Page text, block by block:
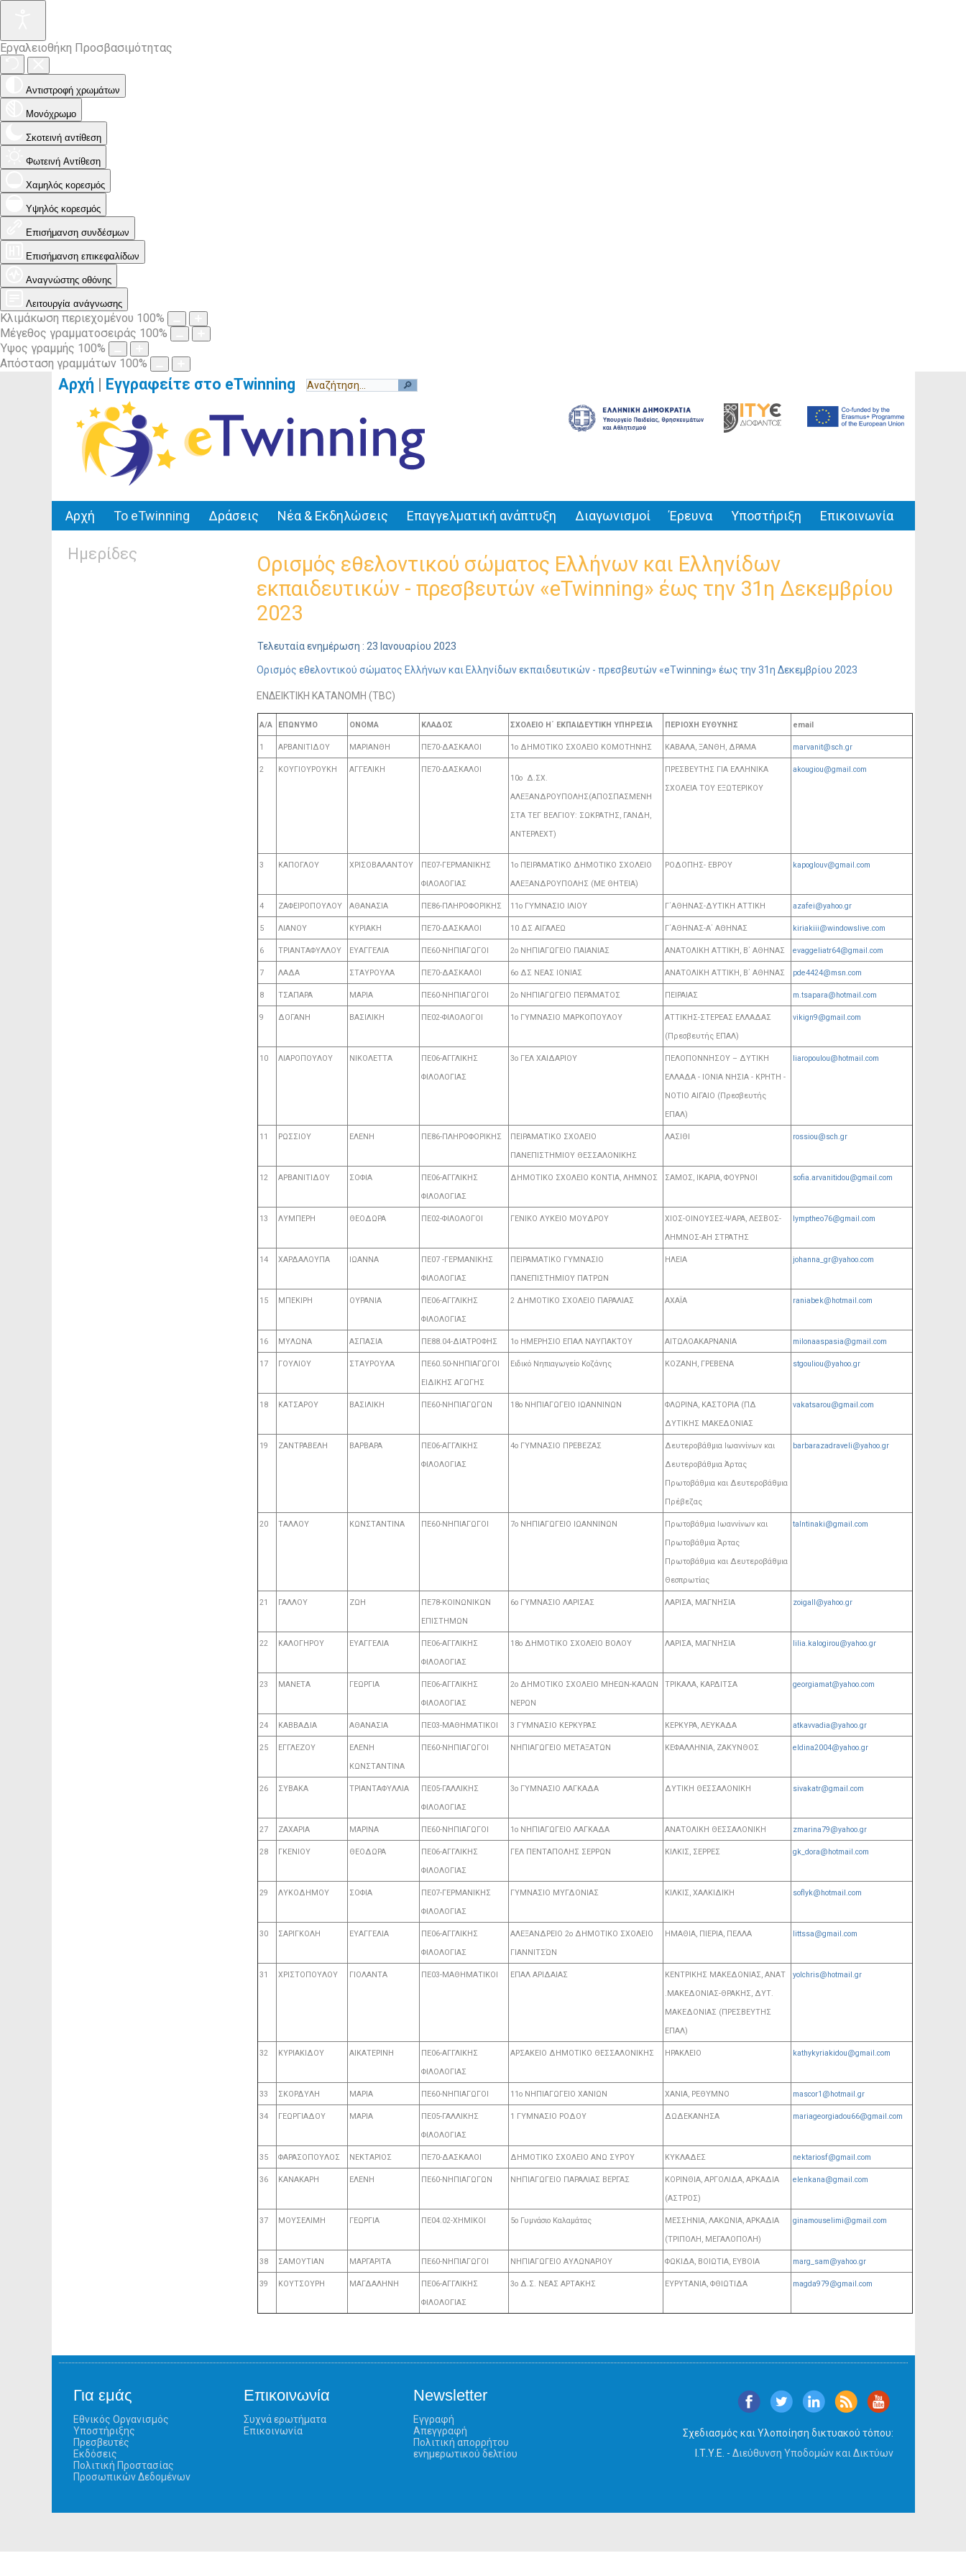
Εργαλειοθήκη Προσβασιμότητας
Αντιστροφή χρωμάτων
Μονόχρωμο
Σκοτεινή αντίθεση
Φωτεινή Αντίθεση
Χαμηλός κορεσμός
Υψηλός κορεσμός
Επισήμανση συνδέσμων
Επισήμανση επικεφαλίδων
Αναγνώστης οθόνης
Λειτουργία ανάγνωσης
Κλιμάκωση περιεχομένου 100%
Μέγεθος γραμματοσειράς 100%
Ύψος γραμμής 100%
Απόσταση γραμμάτων 100%
Αρχή | Εγγραφείτε στο eTwinning
Αρχή Το eTwinning Δράσεις Νέα & Εκδηλώσεις Επαγγελματική ανάπτυξη Διαγωνισμοί Έρευνα Υποστήριξη Επικοινωνία
Ημερίδες
Ορισμός εθελοντικού σώματος Ελλήνων και Ελληνίδων
εκπαιδευτικών - πρεσβευτών «eTwinning» έως την 31η Δεκεμβρίου
2023
Τελευταία ενημέρωση : 23 Ιανουαρίου 2023
Ορισμός εθελοντικού σώματος Ελλήνων και Ελληνίδων εκπαιδευτικών - πρεσβευτών «eTwinning» έως την 31η Δεκεμβρίου 2023
ΕΝΔΕΙΚΤΙΚΗ ΚΑΤΑΝΟΜΗ (TBC)
Α/Α ΕΠΩΝΥΜΟ ΟΝΟΜΑ ΚΛΑΔΟΣ ΣΧΟΛΕΙΟ Η΄ ΕΚΠΑΙΔΕΥΤΙΚΗ ΥΠΗΡΕΣΙΑ ΠΕΡΙΟΧΗ ΕΥΘΥΝΗΣ email
1 ΑΡΒΑΝΙΤΙΔΟΥ ΜΑΡΙΑΝΘΗ ΠΕ70-ΔΑΣΚΑΛΟΙ 1ο ΔΗΜΟΤΙΚΟ ΣΧΟΛΕΙΟ ΚΟΜΟΤΗΝΗΣ ΚΑΒΑΛΑ, ΞΑΝΘΗ, ΔΡΑΜΑ marvanit@sch.gr
2 ΚΟΥΓΙΟΥΡΟΥΚΗ ΑΓΓΕΛΙΚΗ
ΠΕ70-ΔΑΣΚΑΛΟΙ
10ο Δ.ΣΧ.
ΑΛΕΞΑΝΔΡΟΥΠΟΛΗΣ(ΑΠΟΣΠΑΣΜΕΝΗ
ΣΤΑ ΤΕΓ ΒΕΛΓΙΟΥ: ΣΩΚΡΑΤΗΣ, ΓΑΝΔΗ,
ΑΝΤΕΡΛΕΧΤ)
ΠΡΕΣΒΕΥΤΗΣ ΓΙΑ ΕΛΛΗΝΙΚΑ
ΣΧΟΛΕΙΑ ΤΟΥ ΕΞΩΤΕΡΙΚΟΥ
akougiou@gmail.com
3 ΚΑΠΟΓΛΟΥ ΧΡΙΣΟΒΑΛΑΝΤΟΥ
ΠΕ07-ΓΕΡΜΑΝΙΚΗΣ
ΦΙΛΟΛΟΓΙΑΣ
1ο ΠΕΙΡΑΜΑΤΙΚΟ ΔΗΜΟΤΙΚΟ ΣΧΟΛΕΙΟ
ΑΛΕΞΑΝΔΡΟΥΠΟΛΗΣ (ΜΕ ΘΗΤΕΙΑ)
ΡΟΔΟΠΗΣ- ΕΒΡΟΥ kapoglouv@gmail.com
4 ΖΑΦΕΙΡΟΠΟΥΛΟΥ ΑΘΑΝΑΣΙΑ ΠΕ86-ΠΛΗΡΟΦΟΡΙΚΗΣ 11ο ΓΥΜΝΑΣΙΟ ΙΛΙΟΥ Γ΄ΑΘΗΝΑΣ-ΔΥΤΙΚΗ ΑΤΤΙΚΗ azafei@yahoo.gr
5 ΛΙΑΝΟΥ ΚΥΡΙΑΚΗ ΠΕ70-ΔΑΣΚΑΛΟΙ 10 ΔΣ ΑΙΓΑΛΕΩ Γ΄ΑΘΗΝΑΣ-Α΄ ΑΘΗΝΑΣ kiriakiii@windowslive.com
6 ΤΡΙΑΝΤΑΦΥΛΛΟΥ ΕΥΑΓΓΕΛΙΑ ΠΕ60-ΝΗΠΙΑΓΩΓΟΙ 2ο ΝΗΠΙΑΓΩΓΕΙΟ ΠΑΙΑΝΙΑΣ ΑΝΑΤΟΛΙΚΗ ΑΤΤΙΚΗ, Β΄ ΑΘΗΝΑΣ evaggeliatr64@gmail.com
7 ΛΑΔΑ ΣΤΑΥΡΟΥΛΑ ΠΕ70-ΔΑΣΚΑΛΟΙ 6ο ΔΣ ΝΕΑΣ ΙΟΝΙΑΣ ΑΝΑΤΟΛΙΚΗ ΑΤΤΙΚΗ, Β΄ ΑΘΗΝΑΣ pde4424@msn.com
8 ΤΣΑΠΑΡΑ ΜΑΡΙΑ ΠΕ60-ΝΗΠΙΑΓΩΓΟΙ 2ο ΝΗΠΙΑΓΩΓΕΙΟ ΠΕΡΑΜΑΤΟΣ ΠΕΙΡΑΙΑΣ m.tsapara@hotmail.com
9 ΔΟΓΑΝΗ ΒΑΣΙΛΙΚΗ ΠΕ02-ΦΙΛΟΛΟΓΟΙ 1ο ΓΥΜΝΑΣΙΟ ΜΑΡΚΟΠΟΥΛΟΥ
ΑΤΤΙΚΗΣ-ΣΤΕΡΕΑΣ ΕΛΛΑΔΑΣ
(Πρεσβευτής ΕΠΑΛ)
vikign9@gmail.com
10 ΛΙΑΡΟΠΟΥΛΟΥ ΝΙΚΟΛΕΤΤΑ
ΠΕ06-ΑΓΓΛΙΚΗΣ
ΦΙΛΟΛΟΓΙΑΣ
3o ΓΕΛ ΧΑΙΔΑΡΙΟΥ
ΠΕΛΟΠΟΝΝΗΣΟΥ – ΔΥΤΙΚΗ
ΕΛΛΑΔΑ - ΙΟΝΙΑ ΝΗΣΙΑ - ΚΡΗΤΗ -
ΝΟΤΙΟ ΑΙΓΑΙΟ (Πρεσβευτής
ΕΠΑΛ)
liaropoulou@hotmail.com
11 ΡΩΣΣΙΟΥ ΕΛΕΝΗ ΠΕ86-ΠΛΗΡΟΦΟΡΙΚΗΣ
ΠΕΙΡΑΜΑΤΙΚΟ ΣΧΟΛΕΙΟ
ΠΑΝΕΠΙΣΤΗΜΙΟΥ ΘΕΣΣΑΛΟΝΙΚΗΣ
ΛΑΣΙΘΙ rossiou@sch.gr
12 ΑΡΒΑΝΙΤΙΔΟΥ ΣΟΦΙΑ
ΠΕ06-ΑΓΓΛΙΚΗΣ
ΦΙΛΟΛΟΓΙΑΣ
ΔΗΜΟΤΙΚΟ ΣΧΟΛΕΙΟ ΚΟΝΤΙΑ, ΛΗΜΝΟΣ ΣΑΜΟΣ, ΙΚΑΡΙΑ, ΦΟΥΡΝΟΙ sofia.arvanitidou@gmail.com
13 ΛΥΜΠΕΡΗ ΘΕΟΔΩΡΑ ΠΕ02-ΦΙΛΟΛΟΓΟΙ ΓΕΝΙΚΟ ΛΥΚΕΙΟ ΜΟΥΔΡΟΥ
ΧΙΟΣ-ΟΙΝΟΥΣΕΣ-ΨΑΡΑ, ΛΕΣΒΟΣ-
ΛΗΜΝΟΣ-ΑΗ ΣΤΡΑΤΗΣ
lymptheo76@gmail.com
14 ΧΑΡΔΑΛΟΥΠΑ ΙΩΑΝΝΑ
ΠΕ07 -ΓΕΡΜΑΝΙΚΗΣ
ΦΙΛΟΛΟΓΙΑΣ
ΠΕΙΡΑΜΑΤΙΚΟ ΓΥΜΝΑΣΙΟ
ΠΑΝΕΠΙΣΤΗΜΙΟΥ ΠΑΤΡΩΝ
ΗΛΕΙΑ johanna_gr@yahoo.com
15 ΜΠΕΚΙΡΗ ΟΥΡΑΝΙΑ
ΠΕ06-ΑΓΓΛΙΚΗΣ
ΦΙΛΟΛΟΓΙΑΣ
2 ΔΗΜΟΤΙΚΟ ΣΧΟΛΕΙΟ ΠΑΡΑΛΙΑΣ ΑΧΑΪΑ raniabek@hotmail.com
16 ΜΥΛΩΝΑ ΑΣΠΑΣΙΑ ΠΕ88.04-ΔΙΑΤΡΟΦΗΣ 1ο ΗΜΕΡΗΣΙΟ ΕΠΑΛ ΝΑΥΠΑΚΤΟΥ ΑΙΤΩΛΟΑΚΑΡΝΑΝΙΑ milonaaspasia@gmail.com
17 ΓΟΥΛΙΟΥ ΣΤΑΥΡΟΥΛΑ
ΠΕ60.50-ΝΗΠΙΑΓΩΓΟΙ
ΕΙΔΙΚΗΣ ΑΓΩΓΗΣ
Ειδικό Νηπιαγωγείο Κοζάνης ΚΟΖΑΝΗ, ΓΡΕΒΕΝΑ stgouliou@yahoo.gr
18 ΚΑΤΣΑΡΟΥ ΒΑΣΙΛΙΚΗ ΠΕ60-ΝΗΠΙΑΓΩΓΩΝ 18ο ΝΗΠΙΑΓΩΓΕΙΟ ΙΩΑΝΝΙΝΩΝ
ΦΛΩΡΙΝΑ, ΚΑΣΤΟΡΙΑ (ΠΔ
ΔΥΤΙΚΗΣ ΜΑΚΕΔΟΝΙΑΣ
vakatsarou@gmail.com
19 ΖΑΝΤΡΑΒΕΛΗ ΒΑΡΒΑΡΑ
ΠΕ06-ΑΓΓΛΙΚΗΣ
ΦΙΛΟΛΟΓΙΑΣ
4ο ΓΥΜΝΑΣΙΟ ΠΡΕΒΕΖΑΣ
Δευτεροβάθμια Ιωαννίνων και
Δευτεροβάθμια Άρτας
Πρωτοβάθμια και Δευτεροβάθμια
Πρέβεζας
barbarazadraveli@yahoo.gr
20 ΤΑΛΛΟΥ ΚΩΝΣΤΑΝΤΙΝΑ ΠΕ60-ΝΗΠΙΑΓΩΓΟΙ 7ο ΝΗΠΙΑΓΩΓΕΙΟ ΙΩΑΝΝΙΝΩΝ
Πρωτοβάθμια Ιωαννίνων και
Πρωτοβάθμια Άρτας
Πρωτοβάθμια και Δευτεροβάθμια
Θεσπρωτίας
talntinaki@gmail.com
21 ΓΑΛΛΟΥ ΖΩΗ
ΠΕ78-ΚΟΙΝΩΝΙΚΩΝ
ΕΠΙΣΤΗΜΩΝ
6ο ΓΥΜΝΑΣΙΟ ΛΑΡΙΣΑΣ ΛΑΡΙΣΑ, ΜΑΓΝΗΣΙΑ zoigall@yahoo.gr
22 ΚΑΛΟΓΗΡΟΥ ΕΥΑΓΓΕΛΙΑ
ΠΕ06-ΑΓΓΛΙΚΗΣ
ΦΙΛΟΛΟΓΙΑΣ
18ο ΔΗΜΟΤΙΚΟ ΣΧΟΛΕΙΟ ΒΟΛΟΥ ΛΑΡΙΣΑ, ΜΑΓΝΗΣΙΑ lilia.kalogirou@yahoo.gr
23 ΜΑΝΕΤΑ ΓΕΩΡΓΙΑ
ΠΕ06-ΑΓΓΛΙΚΗΣ
ΦΙΛΟΛΟΓΙΑΣ
2ο ΔΗΜΟΤΙΚΟ ΣΧΟΛΕΙΟ ΜΗΕΩΝ-ΚΑΛΩΝ
ΝΕΡΩΝ
ΤΡΙΚΑΛΑ, ΚΑΡΔΙΤΣΑ georgiamat@yahoo.com
24 ΚΑΒΒΑΔΙΑ ΑΘΑΝΑΣΙΑ ΠΕ03-ΜΑΘΗΜΑΤΙΚΟΙ 3 ΓΥΜΝΑΣΙΟ ΚΕΡΚΥΡΑΣ ΚΕΡΚΥΡΑ, ΛΕΥΚΑΔΑ atkavvadia@yahoo.gr
25 ΕΓΓΛΕΖΟΥ
ΕΛΕΝΗ
ΚΩΝΣΤΑΝΤΙΝΑ
ΠΕ60-ΝΗΠΙΑΓΩΓΟΙ ΝΗΠΙΑΓΩΓΕΙΟ ΜΕΤΑΞΑΤΩΝ ΚΕΦΑΛΛΗΝΙΑ, ΖΑΚΥΝΘΟΣ eldina2004@yahoo.gr
26 ΣΥΒΑΚΑ ΤΡΙΑΝΤΑΦΥΛΛΙΑ
ΠΕ05-ΓΑΛΛΙΚΗΣ
ΦΙΛΟΛΟΓΙΑΣ
3ο ΓΥΜΝΑΣΙΟ ΛΑΓΚΑΔΑ ΔΥΤΙΚΗ ΘΕΣΣΑΛΟΝΙΚΗ sivakatr@gmail.com
27 ΖΑΧΑΡΙΑ ΜΑΡΙΝΑ ΠΕ60-ΝΗΠΙΑΓΩΓΟΙ 1ο ΝΗΠΙΑΓΩΓΕΙΟ ΛΑΓΚΑΔΑ ΑΝΑΤΟΛΙΚΗ ΘΕΣΣΑΛΟΝΙΚΗ zmarina79@yahoo.gr
28 ΓΚΕΝΙΟΥ ΘΕΟΔΩΡΑ
ΠΕ06-ΑΓΓΛΙΚΗΣ
ΦΙΛΟΛΟΓΙΑΣ
ΓΕΛ ΠΕΝΤΑΠΟΛΗΣ ΣΕΡΡΩΝ ΚΙΛΚΙΣ, ΣΕΡΡΕΣ gk_dora@hotmail.com
29 ΛΥΚΟΔΗΜΟΥ ΣΟΦΙΑ
ΠΕ07-ΓΕΡΜΑΝΙΚΗΣ
ΦΙΛΟΛΟΓΙΑΣ
ΓΥΜΝΑΣΙΟ ΜΥΓΔΟΝΙΑΣ ΚΙΛΚΙΣ, ΧΑΛΚΙΔΙΚΗ soflyk@hotmail.com
30 ΣΑΡΙΓΚΟΛΗ ΕΥΑΓΓΕΛΙΑ
ΠΕ06-ΑΓΓΛΙΚΗΣ
ΦΙΛΟΛΟΓΙΑΣ
ΑΛΕΞΑΝΔΡΕΙΟ 2ο ΔΗΜΟΤΙΚΟ ΣΧΟΛΕΙΟ
ΓΙΑΝΝΙΤΣΏΝ
ΗΜΑΘΙΑ, ΠΙΕΡΙΑ, ΠΕΛΛΑ littssa@gmail.com
31 ΧΡΙΣΤΟΠΟΥΛΟΥ ΓΙΟΛΑΝΤΑ ΠΕ03-ΜΑΘΗΜΑΤΙΚΟΙ ΕΠΑΛ ΑΡΙΔΑΙΑΣ
ΚΕΝΤΡΙΚΗΣ ΜΑΚΕΔΟΝΙΑΣ, ΑΝΑΤ
.ΜΑΚΕΔΟΝΙΑΣ-ΘΡΑΚΗΣ, ΔΥΤ.
ΜΑΚΕΔΟΝΙΑΣ (ΠΡΕΣΒΕΥΤΗΣ
ΕΠΑΛ)
yolchris@hotmail.gr
32 ΚΥΡΙΑΚΙΔΟΥ ΑΙΚΑΤΕΡΙΝΗ
ΠΕ06-ΑΓΓΛΙΚΗΣ
ΦΙΛΟΛΟΓΙΑΣ
ΑΡΣΑΚΕΙΟ ΔΗΜΟΤΙΚΟ ΘΕΣΣΑΛΟΝΙΚΗΣ ΗΡΑΚΛΕΙΟ kathykyriakidou@gmail.com
33 ΣΚΟΡΔΥΛΗ ΜΑΡΙΑ ΠΕ60-ΝΗΠΙΑΓΩΓΟΙ 11ο ΝΗΠΙΑΓΩΓΕΙΟ ΧΑΝΙΩΝ ΧΑΝΙΑ, ΡΕΘΥΜΝΟ mascor1@hotmail.gr
34 ΓΕΩΡΓΙΑΔΟΥ MAΡΙΑ
ΠΕ05-ΓΑΛΛΙΚΗΣ
ΦΙΛΟΛΟΓΙΑΣ
1 ΓΥΜΝΑΣΙΟ ΡΟΔΟΥ ΔΩΔΕΚΑΝΗΣΑ mariageorgiadou66@gmail.com
35 ΦΑΡΑΣΟΠΟΥΛΟΣ ΝΕΚΤΑΡΙΟΣ ΠΕ70-ΔΑΣΚΑΛΟΙ ΔΗΜΟΤΙΚΟ ΣΧΟΛΕΙΟ ΑΝΩ ΣΥΡΟΥ ΚΥΚΛΑΔΕΣ nektariosf@gmail.com
36 ΚΑΝΑΚΑΡΗ ΕΛΕΝΗ ΠΕ60-ΝΗΠΙΑΓΩΓΩΝ ΝΗΠΙΑΓΩΓΕΙΟ ΠΑΡΑΛΙΑΣ ΒΕΡΓΑΣ
ΚΟΡΙΝΘΙΑ, ΑΡΓΟΛΙΔΑ, ΑΡΚΑΔΙΑ
(ΑΣΤΡΟΣ)
elenkana@gmail.com
37 ΜΟΥΣΕΛΙΜΗ ΓΕΩΡΓΙΑ ΠΕ04.02-ΧΗΜΙΚΟΙ 5ο Γυμνάσιο Καλαμάτας
ΜΕΣΣΗΝΙΑ, ΛΑΚΩΝΙΑ, ΑΡΚΑΔΙΑ
(ΤΡΙΠΟΛΗ, ΜΕΓΑΛΟΠΟΛΗ)
ginamouselimi@gmail.com
38 ΣΑΜΟΥΤΙΑΝ ΜΑΡΓΑΡΙΤΑ ΠΕ60-ΝΗΠΙΑΓΩΓΟΙ ΝΗΠΙΑΓΩΓΕΙΟ ΑΥΛΩΝΑΡΙΟΥ ΦΩΚΙΔΑ, ΒΟΙΩΤΙΑ, ΕΥΒΟΙΑ marg_sam@yahoo.gr
39 ΚΟΥΤΣΟΥΡΗ ΜΑΓΔΑΛΗΝΗ
ΠΕ06-ΑΓΓΛΙΚΗΣ
ΦΙΛΟΛΟΓΙΑΣ
3ο Δ.Σ. ΝΕΑΣ ΑΡΤΑΚΗΣ ΕΥΡΥΤΑΝΙΑ, ΦΘΙΩΤΙΔΑ magda979@gmail.com
Για εμάς
Εθνικός Οργανισμός
Υποστήριξης
Πρεσβευτές
Εκδόσεις
Πολιτική Προστασίας
Προσωπικών Δεδομένων
Επικοινωνία
Συχνά ερωτήματα
Επικοινωνία
Newsletter
Εγγραφή
Απεγγραφή
Πολιτική απορρήτου
ενημερωτικού δελτίου
Σχεδιασμός και Υλοποίηση δικτυακού τόπου:
Ι.Τ.Υ.Ε. - Διεύθυνση Υποδομών και Δικτύων